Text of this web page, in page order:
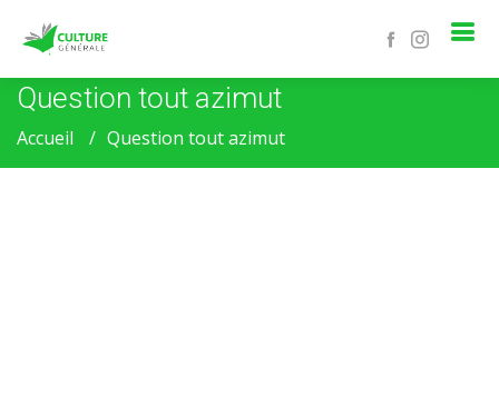
Question tout azimut
Accueil Question tout azimut